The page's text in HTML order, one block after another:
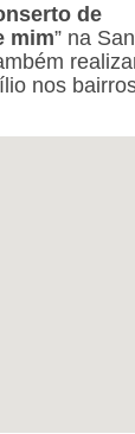
de
mim” na
nos